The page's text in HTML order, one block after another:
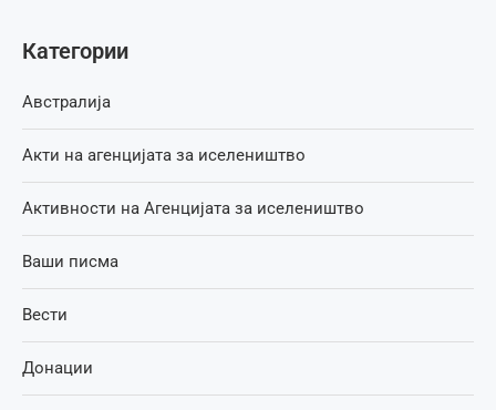
Категории
Австралија
Акти на агенцијата за иселеништво
Активности на Агенцијата за иселеништво
Ваши писма
Вести
Донации